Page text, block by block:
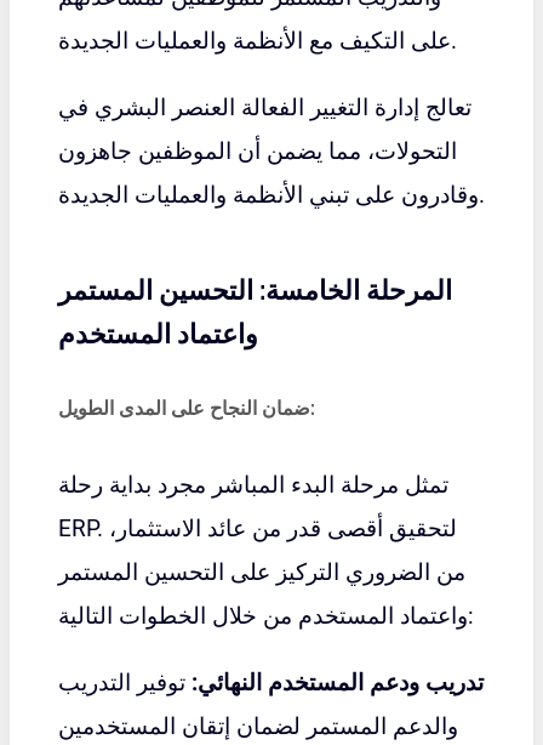
على التكيف مع الأنظمة والعمليات الجديدة.
تعالج إدارة التغيير الفعالة العنصر البشري في
التحولات، مما يضمن أن الموظفين جاهزون
وقادرون على تبني الأنظمة والعمليات الجديدة.
المرحلة الخامسة: التحسين المستمر
واعتماد المستخدم
ضمان النجاح على المدى الطويل:
تمثل مرحلة البدء المباشر مجرد بداية رحلة
ERP. لتحقيق أقصى قدر من عائد الاستثمار،
من الضروري التركيز على التحسين المستمر
واعتماد المستخدم من خلال الخطوات التالية:
تدريب ودعم المستخدم النهائي: توفير التدريب
والدعم المستمر لضمان إتقان المستخدمين